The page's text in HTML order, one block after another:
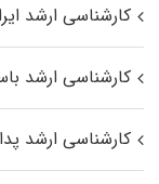
کارشناسی ارشد
کارشناسی ارشد
کارشناسی ارشد